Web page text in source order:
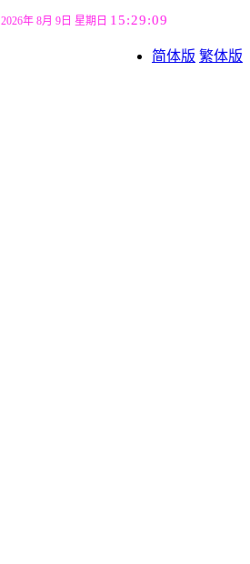
2026年 8月 9日 星期日 15:29:10
简体版 繁体版